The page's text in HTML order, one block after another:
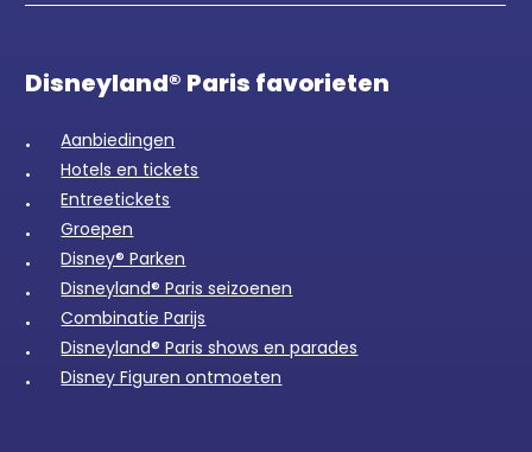
Disneyland® Paris favorieten
Aanbiedingen
Hotels en tickets
Entreetickets
Groepen
Disney® Parken
Disneyland® Paris seizoenen
Combinatie Parijs
Disneyland® Paris shows en parades
Disney Figuren ontmoeten